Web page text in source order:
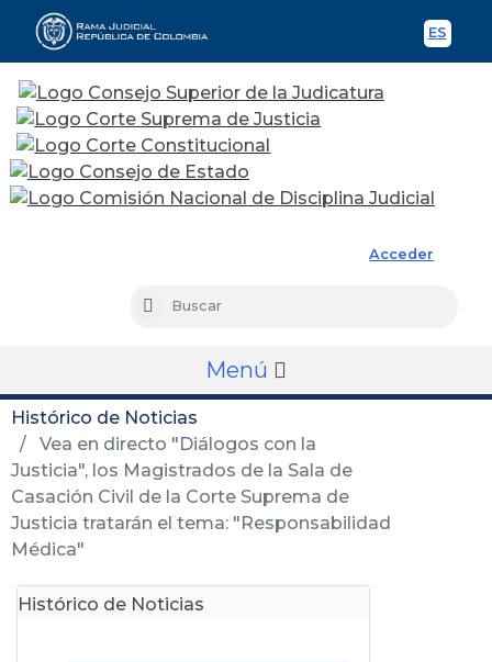
ES
Acceder
Buscar
Menú
Histórico de Noticias
Vea en directo "Diálogos con la
Justicia", los Magistrados de la Sala de
Casación Civil de la Corte Suprema de
Justicia tratarán el tema: "Responsabilidad
Médica"
Histórico de Noticias